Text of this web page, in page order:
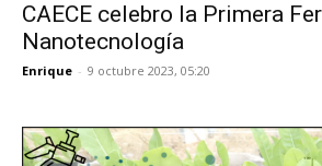
CAECE celebro la Primera
Nanotecnología
Enrique - 9 octubre 2023, 05:20